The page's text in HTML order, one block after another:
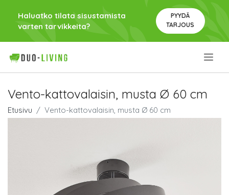
Haluatko tilata sisustamista
varten tarvikkeita?
PYYDÄ
TARJOUS
Vento-kattovalaisin, musta Ø 60 cm
Etusivu Vento-kattovalaisin, musta Ø 60 cm